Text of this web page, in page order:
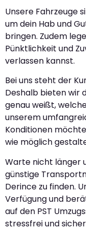
Unsere Fahrzeuge
um dein Hab und
bringen. Zudem
Pünktlichkeit und
verlassen kannst.
Bei uns steht der
Deshalb bieten wir
genau weißt,
unserem
Konditionen
wie möglich
Warte nicht länger
günstige
Derince zu finden.
Verfügung und
auf den PST
stressfrei und